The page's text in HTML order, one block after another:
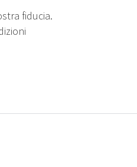
fiducia.